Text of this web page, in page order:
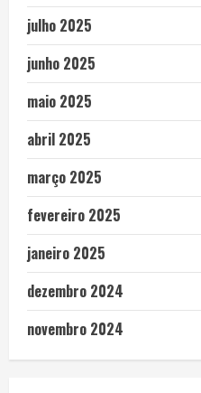
julho 2025
junho 2025
maio 2025
abril 2025
março 2025
fevereiro 2025
janeiro 2025
dezembro 2024
novembro 2024